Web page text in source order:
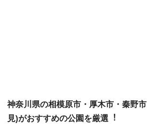
神奈川県の相模原市・厚木市・秦野
見)がおすすめの公園を厳選︕